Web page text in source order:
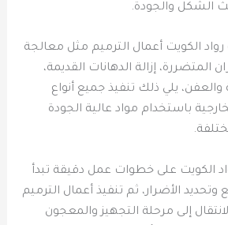
الشكل والجودة.
الكويت أعمال الترميم مثل معالجة
المتضررة، إزالة الدهانات القديمة،
والعفن، يلي ذلك تنفيذ جميع أنواع
باستخدام مواد عالية الجودة
الكويت على خطوات عمل دقيقة تبدأ
الأضرار، ثم تنفيذ أعمال الترميم
إلى مرحلة التجهيز والمعجون